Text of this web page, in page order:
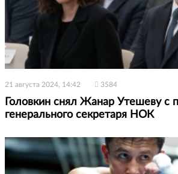
21 августа 2024, 14:42 3584
Головкин снял Жанар Утешеву с
генерального секретаря НОК